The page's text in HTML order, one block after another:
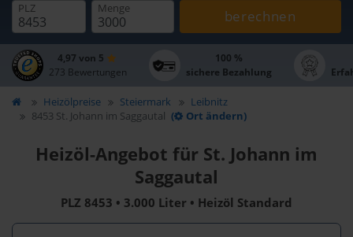
PLZ Menge berechnen
4,97 von 5
273 Bewertungen
100 %
sichere Bezahlung
Heizölpreise Steiermark
Leibnitz
8453 St. Johann im Saggautal ( Ort ändern)
Heizöl-Angebot für St. Johann im
Saggautal
PLZ 8453 • 3.000 Liter • Heizöl Standard